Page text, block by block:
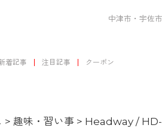
中津市・宇佐
着記事 注目記事 クーポン
> 趣味・習い事 > Headway / HD-